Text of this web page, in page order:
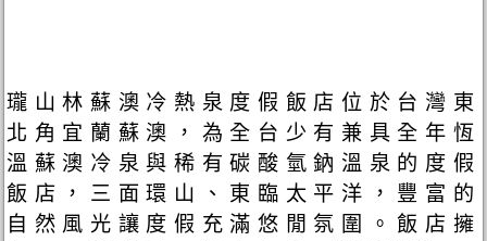
瓏山林蘇澳冷熱泉度假飯店位於台灣東
北角宜蘭蘇澳，為全台少有兼具全年恆
溫蘇澳冷泉與稀有碳酸氫鈉溫泉的度假
飯店，三面環山、東臨太平洋，豐富的
自然風光讓度假充滿悠閒氛圍。飯店擁